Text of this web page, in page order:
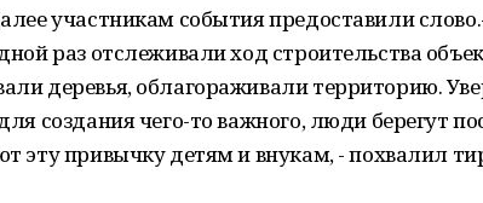
участникам события предоставили
раз отслеживали ход строительства
деревья, облагораживали территорию.
создания чего-то важного, люди берегут
эту привычку детям и внукам, - похвалил